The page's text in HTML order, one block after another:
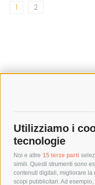
Utilizziamo i
tecnologie
Noi e altre 15 terze parti
simili. Questi strumenti sono
contenuti digitali, migliorare la
scopi pubblicitari. Ad
1 2